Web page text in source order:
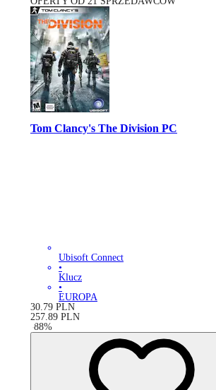
Tom Clancy's The Division PC
Ubisoft Connect
•
Klucz
•
EUROPA
30.79 PLN
257.89 PLN
-88%